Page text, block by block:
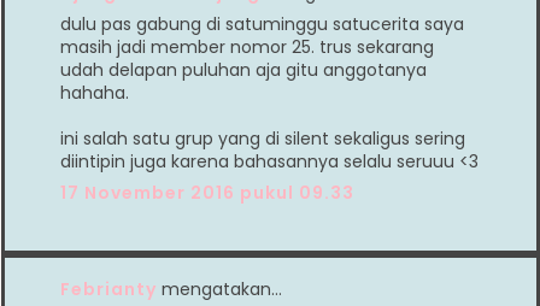
dulu pas gabung di satuminggu satucerita saya
masih jadi member nomor 25. trus sekarang
udah delapan puluhan aja gitu anggotanya
hahaha.
ini salah satu grup yang di silent sekaligus sering
diintipin juga karena bahasannya selalu seruuu <3
17 November 2016 pukul 09.33
Febrianty mengatakan…